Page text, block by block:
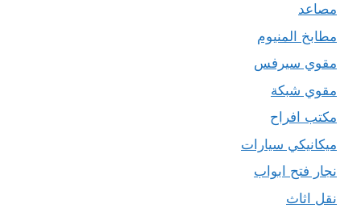
مصاعد
مطابخ المنيوم
مقوي سيرفس
مقوي شبكة
مكتب افراح
ميكانيكي سيارات
نجار فتح ابواب
نقل اثاث